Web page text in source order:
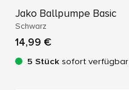
Jako Ballpumpe Basic
Schwarz
14,99 €
5 Stück sofort verfügbar